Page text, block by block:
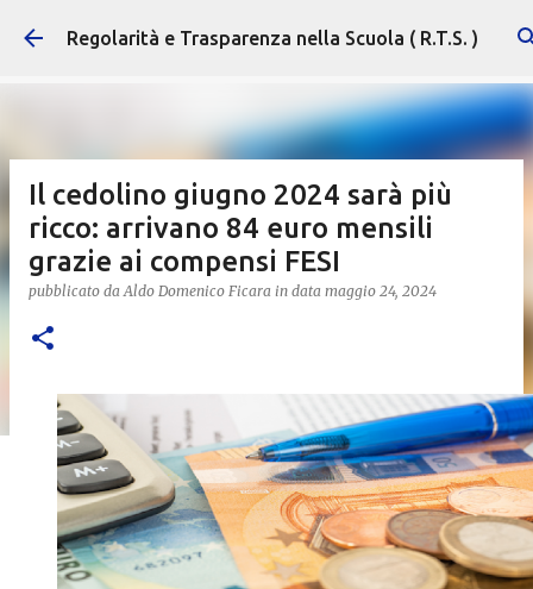
Passa ai contenuti principali
Regolarità e Trasparenza nella Scuola ( R.T.S. )
Il cedolino giugno 2024 sarà più
ricco: arrivano 84 euro mensili
grazie ai compensi FESI
pubblicato daAldo Domenico Ficara in data maggio 24, 2024